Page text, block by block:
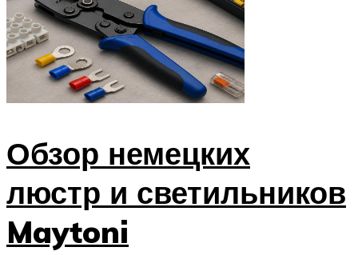
Обзор немецких
люстр и светильников
Maytoni